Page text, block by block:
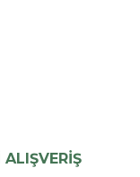
ALIŞVERİŞ